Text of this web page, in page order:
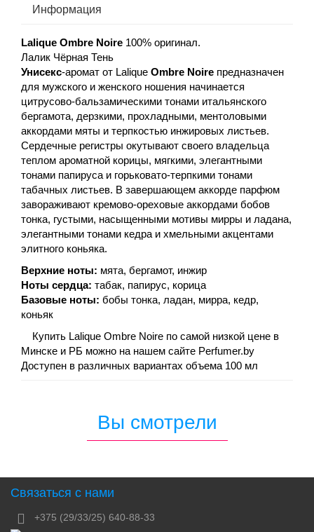
Информация
Lalique Ombre Noire 100% оригинал.
Лалик Чёрная Тень
Унисекс-аромат от Lalique Ombre Noire предназначен
для мужского и женского ношения начинается
цитрусово-бальзамическими тонами итальянского
бергамота, дерзкими, прохладными, ментоловыми
аккордами мяты и терпкостью инжировых листьев.
Сердечные регистры окутывают своего владельца
теплом ароматной корицы, мягкими, элегантными
тонами папируса и горьковато-терпкими тонами
табачных листьев. В завершающем аккорде парфюм
завораживают кремово-ореховые аккордами бобов
тонка, густыми, насыщенными мотивы мирры и ладана,
элегантными тонами кедра и хмельными акцентами
элитного коньяка.
Верхние ноты: мята, бергамот, инжир
Ноты сердца: табак, папирус, корица
Базовые ноты: бобы тонка, ладан, мирра, кедр,
коньяк
Купить Lalique Ombre Noire по самой низкой цене в
Минске и РБ можно на нашем сайте Perfumer.by
Доступен в различных вариантах объема 100 мл
Вы смотрели
Связаться с нами
+375 (29/33/25) 640-88-33